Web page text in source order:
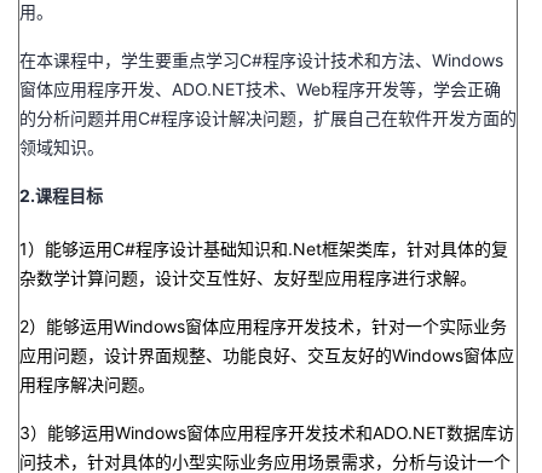
堂
我
程
认
证
的
实
验
我
的
收
藏
的
技
支
持
我
的
声
建
议
用。
在本课程中，学生要重点学习C#程序设计技术和方法、Windows
窗体应用程序开发、ADO.NET技术、Web程序开发等，学会正确
的分析问题并用C#程序设计解决问题，扩展自己在软件开发方面的
领域知识。
2.课程目标
1）能够运用C#程序设计基础知识和.Net框架类库，针对具体的复
杂数学计算问题，设计交互性好、友好型应用程序进行求解。
2）能够运用Windows窗体应用程序开发技术，针对一个实际业务
应用问题，设计界面规整、功能良好、交互友好的Windows窗体应
用程序解决问题。
3）能够运用Windows窗体应用程序开发技术和ADO.NET数据库访
问技术，针对具体的小型实际业务应用场景需求，分析与设计一个